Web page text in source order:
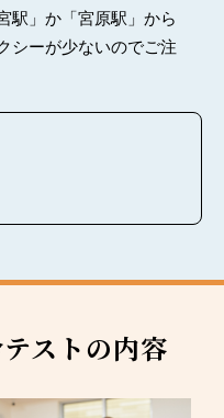
駅」か「宮原駅」から
シーが少ないのでご注
ストの内容